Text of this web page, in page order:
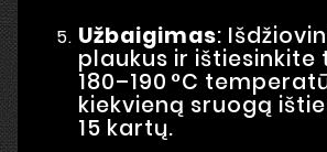
Užbaigimas:
plaukus ir ištiesinkite
180–190 °C
kiekvieną sruogą
15 kartų.